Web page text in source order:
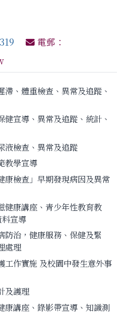
電郵：
、體重檢查、異常及追蹤、
宣導、異常及追蹤、統計、
液檢查、異常及追蹤
教學宣導
康檢查」早期發現病因及異常
健康講座、青少年性教育教
宣導
防治，健康服務、保健及緊
處理
工作實施 及校園中發生意外事
及護理
康講座、錄影帶宣導、知識測